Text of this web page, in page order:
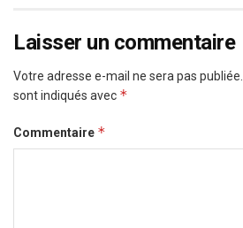
Laisser un commentaire
Votre adresse e-mail ne sera pas publiée.
sont indiqués avec *
Commentaire *